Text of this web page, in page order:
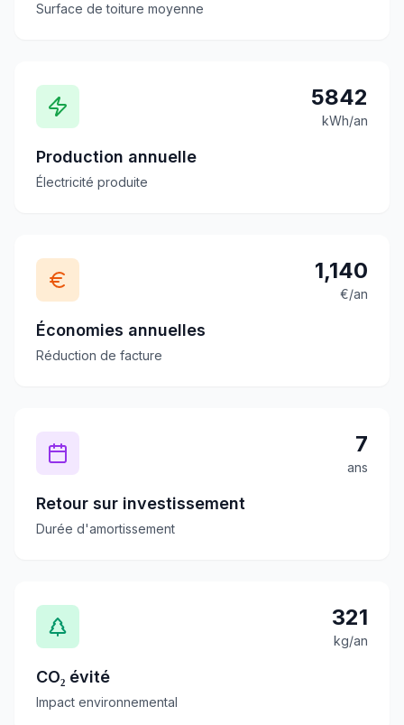
Surface de toiture moyenne
5842
kWh/an
Production annuelle
Électricité produite
1,140
€/an
Économies annuelles
Réduction de facture
7
ans
Retour sur investissement
Durée d'amortissement
321
kg/an
CO₂ évité
Impact environnemental